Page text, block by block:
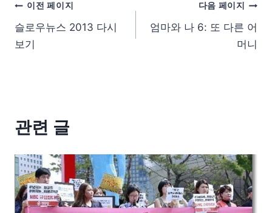
이전 페이지
슬로우뉴스 2013 다시
보기
다음 페이지
엄마와 나 6: 또 다른 어
머니
관련 글